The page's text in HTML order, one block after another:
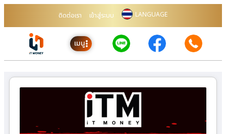
ติดต่อเรา เข้าสู่ระบบ LANGUAGE
เมนู